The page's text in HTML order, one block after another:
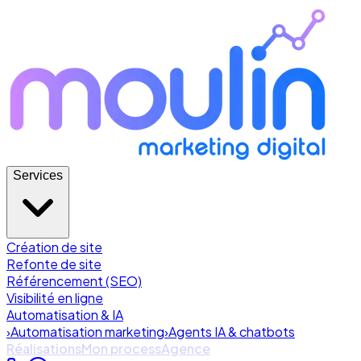
Services
Création de site
Refonte de site
Référencement (SEO)
Visibilité en ligne
Automatisation & IA
›Automatisation marketing›Agents IA & chatbots
RéalisationsMon processAgence